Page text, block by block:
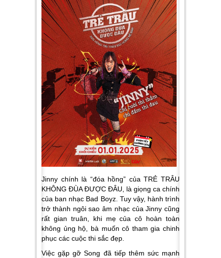
Jinny chính là “đóa hồng” của TRẺ TRÂU
KHÔNG ĐÙA ĐƯỢC ĐÂU, là giọng ca chính
của ban nhạc Bad Boyz. Tuy vậy, hành trình
trở thành ngôi sao âm nhạc của Jinny cũng
rất gian truân, khi mẹ của cô hoàn toàn
không ủng hộ, bà muốn cô tham gia chinh
phục các cuộc thi sắc đẹp.
Việc gặp gỡ Song đã tiếp thêm sức mạnh